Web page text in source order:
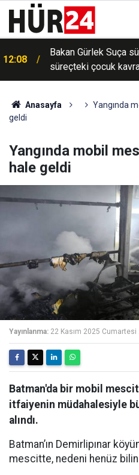
12:08
Bakan Gürlek Suça
süreçteki çocuk
Anasayfa
Yangında
geldi
Yangında mobil
hale geldi
Yayınlanma: 22 Kasım 2025 Cumartesi
Batman'da bir mobil
itfaiyenin müdahalesiyle
alındı.
Batman’ın Demirlipınar
mescitte, nedeni henüz